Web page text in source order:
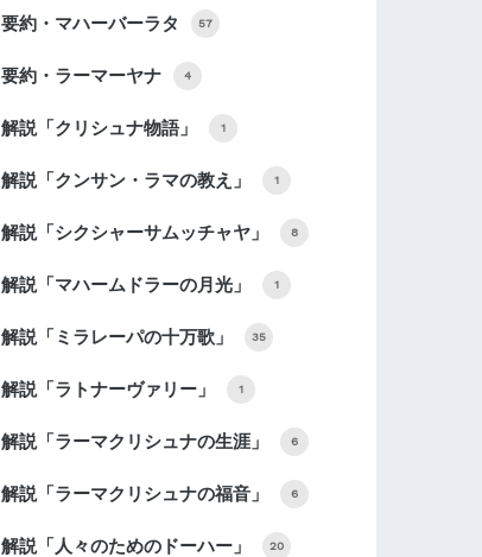
要約・マハーバーラタ 57
要約・ラーマーヤナ 4
解説「クリシュナ物語」 1
解説「クンサン・ラマの教え」 1
解説「シクシャーサムッチャヤ」 8
解説「マハームドラーの月光」 1
解説「ミラレーパの十万歌」 35
解説「ラトナーヴァリー」 1
解説「ラーマクリシュナの生涯」 6
解説「ラーマクリシュナの福音」 6
解説「人々のためのドーハー」 20